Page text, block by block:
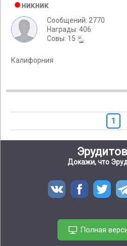
никник
Сообщений: 2770
Награды: 406
Cовы: 15
Калифорния
1
Докажи, что
Полная